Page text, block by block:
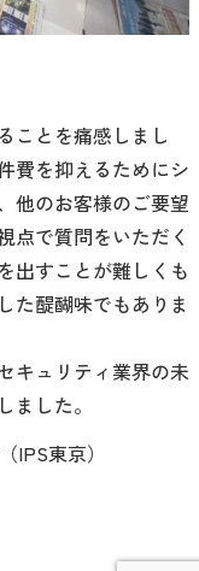
ことを痛感しまし
費を抑えるためにシ
他のお客様のご要望
点で質問をいただく
出すことが難しくも
た醍醐味でもありま
キュリティ業界の未
した。
東京）